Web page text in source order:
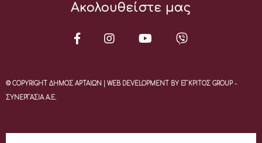
Ακολουθείστε μας
© COPYRIGHT ΔΗΜΟΣ ΑΡΤΑΙΩΝ | WEB DEVELOPMENT BY ΕΓΚΡΙΤΟΣ GROUP -
ΣΥΝΕΡΓΑΣΙΑ Α.Ε.